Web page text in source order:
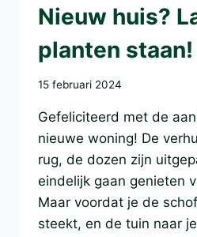
Nieuw huis?
planten staan!
15 februari 2024
Gefeliciteerd met de
nieuwe woning! De
rug, de dozen zijn
eindelijk gaan genieten
Maar voordat je de
steekt, en de tuin naar